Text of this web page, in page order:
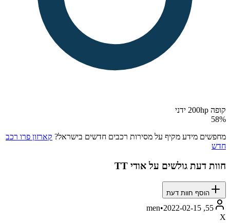
קופה 200hp ידני
58%
מחפשים מידע מקיף על מסירות רכבים חדשים בישראל? קארזון פרו רכב
חדש
חוות דעת גולשים על אודי TT
הוסף חוות דעת
55, men
•2022-02-15
X